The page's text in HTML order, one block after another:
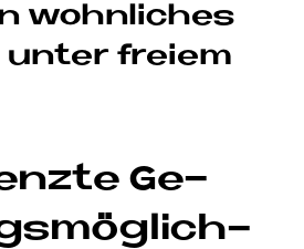
wohn­li­ches
un­ter frei­em
Ge­